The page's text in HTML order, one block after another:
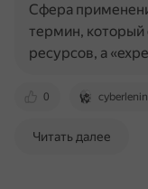
0
Сфера
термин, который
ресурсов, а
Читать далее